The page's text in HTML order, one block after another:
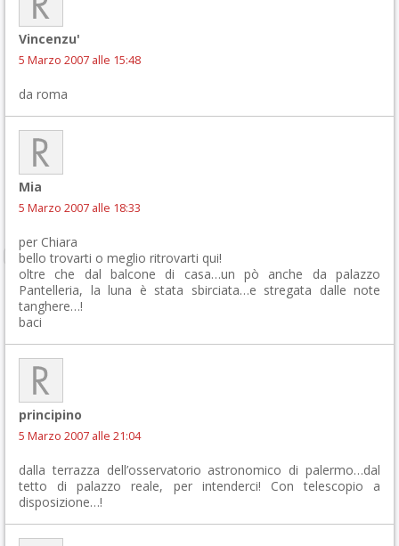
Vincenzu'
5 Marzo 2007 alle 15:48
da roma
Mia
5 Marzo 2007 alle 18:33
per Chiara
bello trovarti o meglio ritrovarti qui!
oltre che dal balcone di casa…un pò anche da palazzo
Pantelleria, la luna è stata sbirciata…e stregata dalle note
tanghere…!
baci
principino
5 Marzo 2007 alle 21:04
dalla terrazza dell’osservatorio astronomico di palermo…dal
tetto di palazzo reale, per intenderci! Con telescopio a
disposizione…!